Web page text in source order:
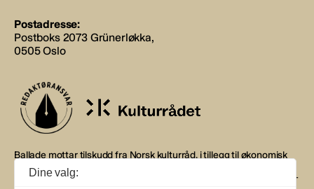
Postadresse:
Postboks 2073 Grünerløkka,
0505 Oslo
Ballade mottar tilskudd fra Norsk kulturråd, i tillegg til økonomisk
støtte fra eierne NOPA, Norsk komponistforening og
Musikkforleggerne. Ballade drives etter Redaktør- og Vær Varsom-
Dine valg: